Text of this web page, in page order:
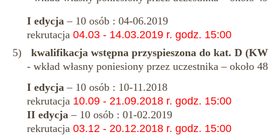
I edycja – 10 osób : 04-06.2019
rekrutacja 04.03 - 14.03.2019 r. godz. 15:00
5)
kwalifikacja wstępna przyspieszona do kat. D
- wkład własny poniesiony przez uczestnika – około
I edycja – 10 osób : 10-11.2018
rekrutacja 10.09 - 21.09.2018 r. godz. 15:00
II edycja – 10 osób : 01-02.2019
rekrutacja 03.12 - 20.12.2018 r. godz. 15:00